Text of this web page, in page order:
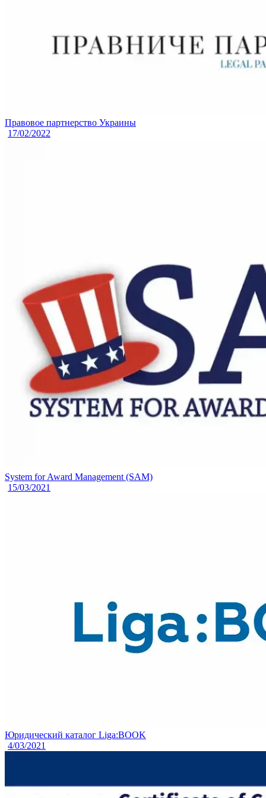
Правовое партнерство Украины
17/02/2022
System for Award Management (SAM)
15/03/2021
Юридический каталог Liga:BOOK
4/03/2021